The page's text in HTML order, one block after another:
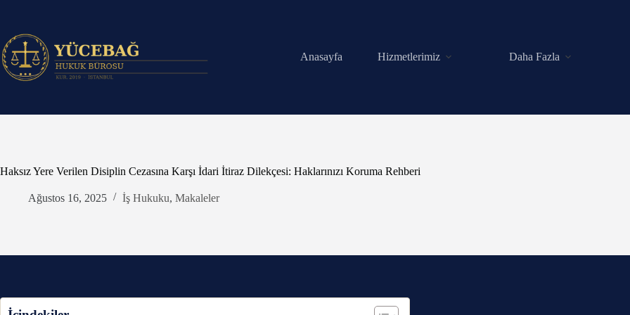
Anasayfa Hizmetlerimiz Daha Fazla
Haksız Yere Verilen Disiplin Cezasına Karşı İdari İtiraz Dilekçesi: Haklarınızı Koruma Rehberi
Ağustos 16, 2025 İş Hukuku, Makaleler